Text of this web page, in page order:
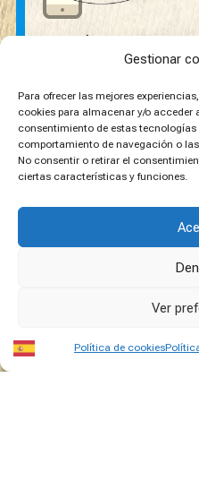
Gestionar
Para ofrecer las mejores
cookies para almacenar y/o acceder
consentimiento de estas
comportamiento de navegación o
No consentir o retirar el
ciertas características y funciones.
Ver
Política de cookies
Política de
Aviso legal
Mapa del sitio